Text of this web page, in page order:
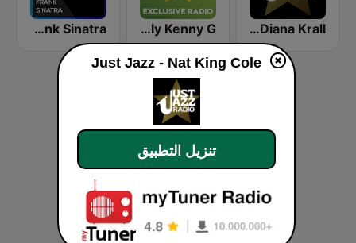
Just Jazz - Diana Krall
Exclusively Kenny G
Crooner Radio Frank Sinatra
Just Jazz - Nat King Cole
تنزيل التطبيق